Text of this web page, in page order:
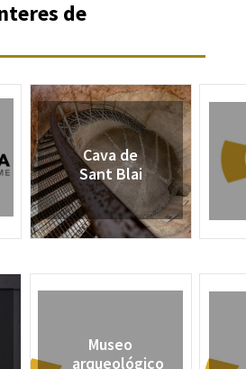
de
Cava de
Sant Blai
Museo
arqueológico